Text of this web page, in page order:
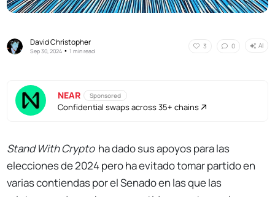
David Christopher
Sep 30, 2024 •1 min read
3 0 AI
NEAR Sponsored
Confidential swaps across 35+ chains
Stand With Crypto ha dado sus apoyos para las
elecciones de 2024 pero ha evitado tomar partido en
varias contiendas por el Senado en las que las